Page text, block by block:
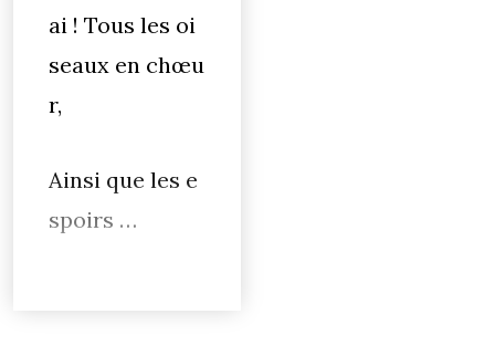
ai ! Tous les oi
seaux en chœu
r,
Ainsi que les e
spoirs …